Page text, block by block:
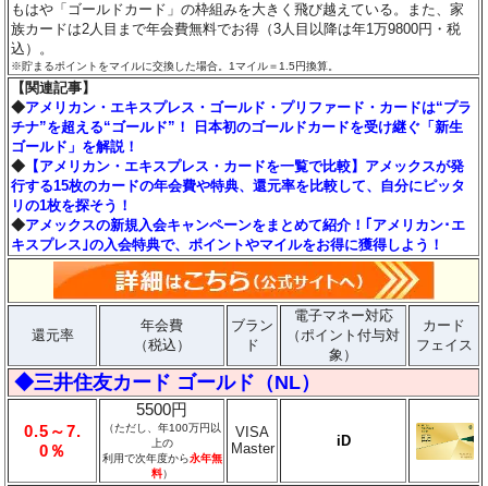
もはや「ゴールドカード」の枠組みを大きく飛び越えている。また、家
族カードは2人目まで年会費無料でお得（3人目以降は年1万9800円・税
込）。
※貯まるポイントをマイルに交換した場合。1マイル＝1.5円換算。
【関連記事】
◆アメリカン・エキスプレス・ゴールド・プリファード・カードは“プラ
チナ”を超える“ゴールド”！ 日本初のゴールドカードを受け継ぐ「新生
ゴールド」を解説！
◆ 【アメリカン・エキスプレス・カードを一覧で比較】アメックスが発
行する15枚のカードの年会費や特典、還元率を比較して、自分にピッタ
リの1枚を探そう！
◆アメックスの新規入会キャンペーンをまとめて紹介！｢アメリカン･エ
キスプレス｣の入会特典で、ポイントやマイルをお得に獲得しよう！
還元率
年会費
（税込）
ブラン
ド
電子マネー対応
（ポイント付与対
象）
カード
フェイス
◆三井住友カード ゴールド（NL）
0.5～7.
0％
5500円
（ただし、年100万円以
上の
利用で次年度から永年無
料）
VISA
Master
iD